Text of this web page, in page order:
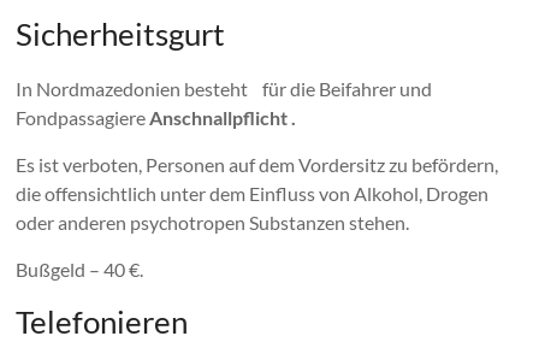
Sicherheitsgurt
In Nordmazedonien besteht für die Beifahrer und
Fondpassagiere Anschnallpflicht .
Es ist verboten, Personen auf dem Vordersitz zu befördern,
die offensichtlich unter dem Einfluss von Alkohol, Drogen
oder anderen psychotropen Substanzen stehen.
Bußgeld – 40 €.
Telefonieren